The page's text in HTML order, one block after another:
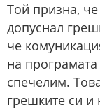
Той призна,
допуснал
че
на
спечелим.
грешките си и